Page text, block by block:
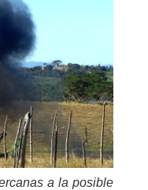
a la posible